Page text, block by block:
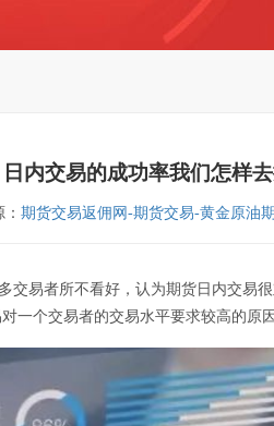
日内交易的成功率我们怎样
期货交易返佣网-期货交易-黄金原油
交易者所不看好，认为期货日内交易
一个交易者的交易水平要求较高的原